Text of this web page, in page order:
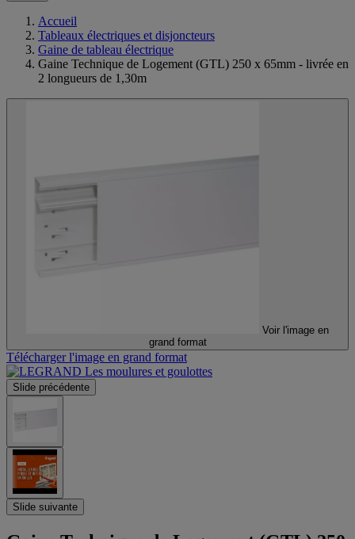
Accueil
Tableaux électriques et disjoncteurs
Gaine de tableau électrique
Gaine Technique de Logement (GTL) 250 x 65mm - livrée en
2 longueurs de 1,30m
Voir l'image en
grand format
Télécharger l'image en grand format
Slide précédente
Slide suivante